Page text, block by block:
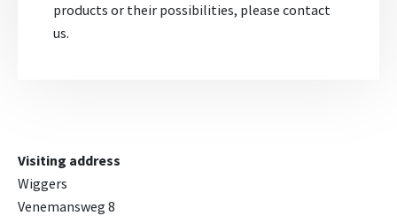
products or their possibilities, please contact
us.
Visiting address
Wiggers
Venemansweg 8